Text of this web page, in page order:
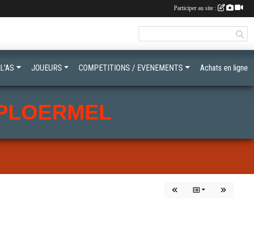
JOUEURS COMPETITIONS / EVENEMENTS Achats en ligne
Participer au site :